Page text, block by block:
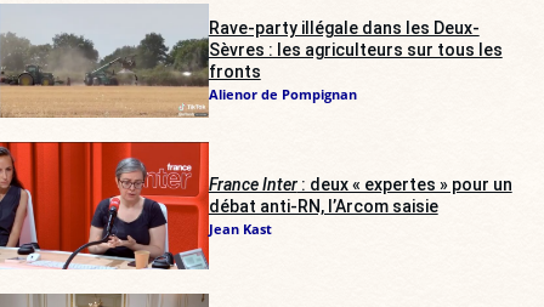
Rave-party illégale dans les Deux-
Sèvres : les agriculteurs sur tous les
fronts
Alienor de Pompignan
France Inter: deux « expertes » pour un
débat anti-RN, l’Arcom saisie
Jean Kast